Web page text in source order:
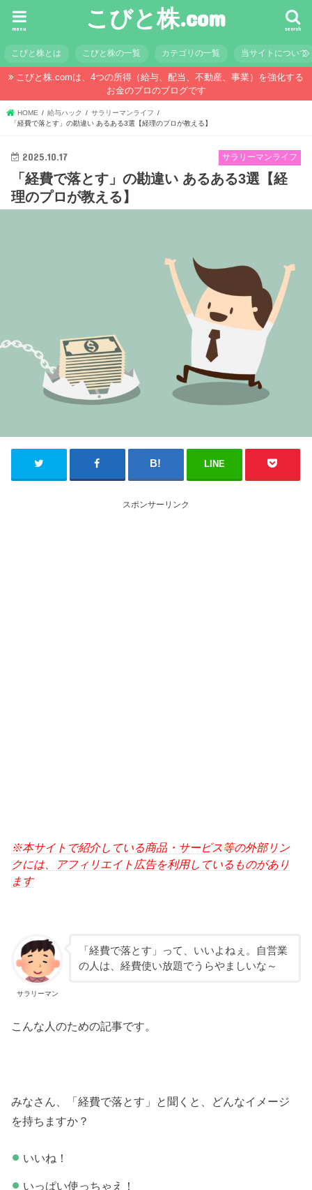
こびと株.com search
menu
こびと株とは こびと株の一覧 カテゴリの一覧 当サイトについて
こびと株.comは、4つの所得（給与、配当、不動産、事業）を強化する
お金のプロのブログです
HOME 給与ハック
サラリーマンライフ
「経費で落とす」の勘違い あるある3選【経理のプロが教える】
サラリーマンライフ
2025.10.17
「経費で落とす」の勘違い あるある3選【経
理のプロが教える】
LINE
スポンサーリンク
※本サイトで紹介している商品・サービス等の外部リン
クには、アフィリエイト広告を利用しているものがあり
ます
サラリーマン
「経費で落とす」って、いいよねぇ。自営業
の人は、経費使い放題でうらやましいな～
こんな人のための記事です。
みなさん、「経費で落とす」と聞くと、どんなイメージ
を持ちますか？
いいね！
いっぱい使っちゃえ！